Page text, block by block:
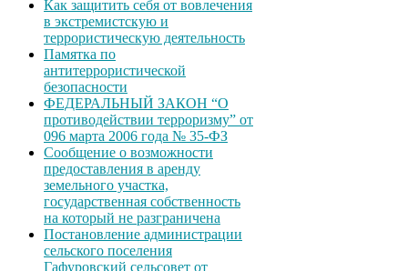
Как защитить себя от вовлечения
в экстремистскую и
террористическую деятельность
Памятка по
антитеррористической
безопасности
ФЕДЕРАЛЬНЫЙ ЗАКОН “О
противодействии терроризму” от
096 марта 2006 года № 35-ФЗ
Сообщение о возможности
предоставления в аренду
земельного участка,
государственная собственность
на который не разграничена
Постановление администрации
сельского поселения
Гафуровский сельсовет от